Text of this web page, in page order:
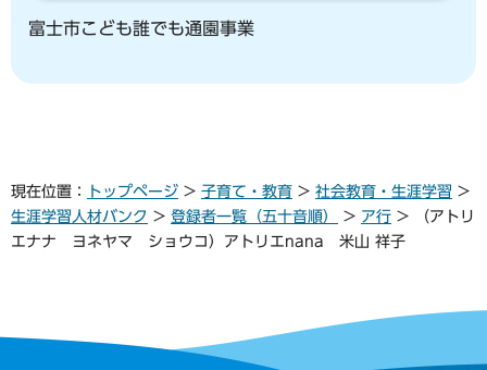
富士市こども誰でも通園事業
現在位置： トップページ > 子育て・教育 > 社会教育・生涯学習 >
生涯学習人材バンク > 登録者一覧（五十音順） > ア行 > （アトリ
エナナ ヨネヤマ ショウコ）アトリエnana 米山 祥子